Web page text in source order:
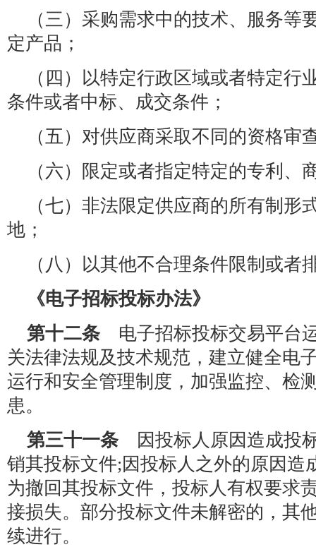
（三）采购需求中的技术、服务等
定产品；
（四）以特定行政区域或者特定行
条件或者中标、成交条件；
（五）对供应商采取不同的资格审
（六）限定或者指定特定的专利、
（七）非法限定供应商的所有制形
地；
（八）以其他不合理条件限制或者
《电子招标投标办法》
第十二条 电子招标投标交易平台
关法律法规及技术规范，建立健全电
运行和安全管理制度，加强监控、检
患。
第三十一条 因投标人原因造成投
销其投标文件;因投标人之外的原因造
为撤回其投标文件，投标人有权要求
接损失。部分投标文件未解密的，其
续进行。